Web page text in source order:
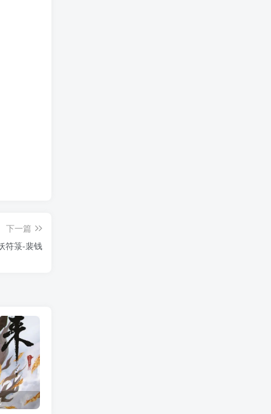
下一篇
符箓-裴钱